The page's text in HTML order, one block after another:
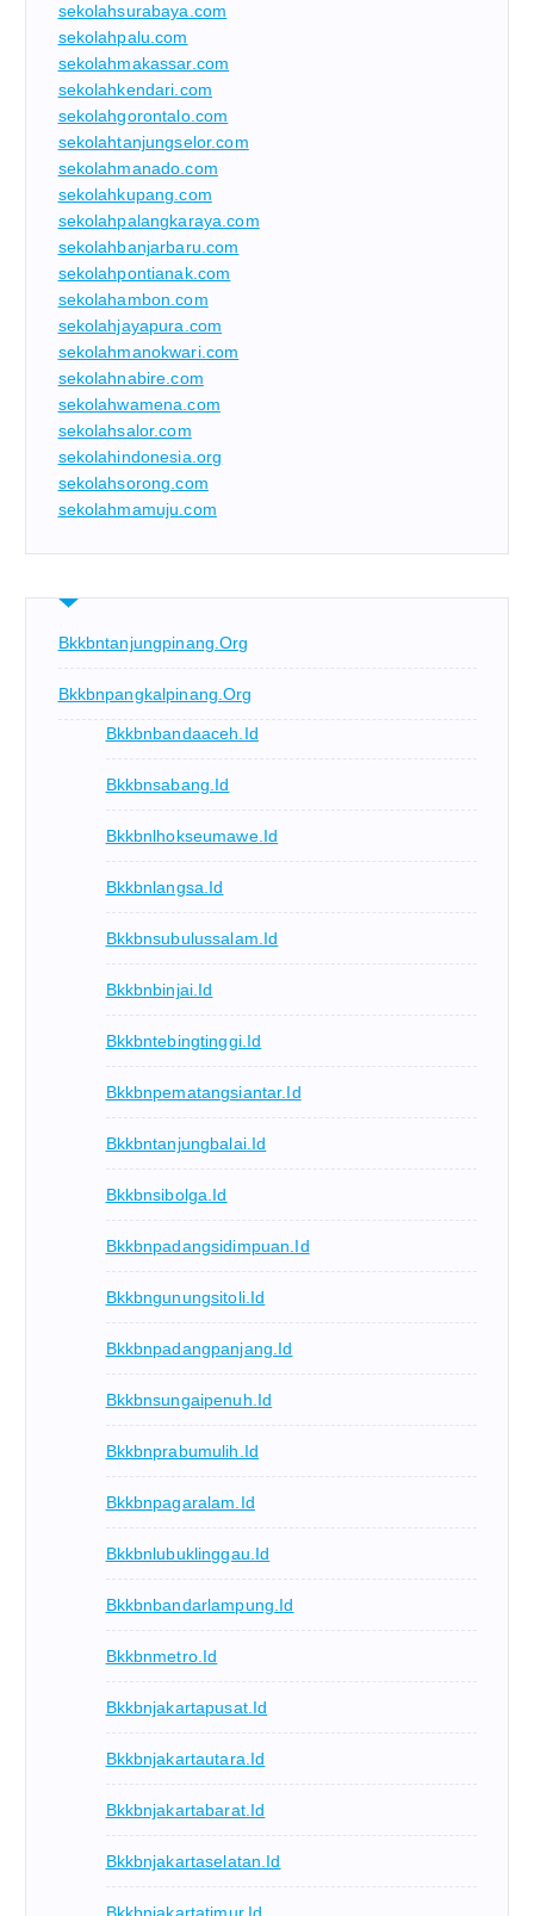
sekolahsurabaya.com
sekolahpalu.com
sekolahmakassar.com
sekolahkendari.com
sekolahgorontalo.com
sekolahtanjungselor.com
sekolahmanado.com
sekolahkupang.com
sekolahpalangkaraya.com
sekolahbanjarbaru.com
sekolahpontianak.com
sekolahambon.com
sekolahjayapura.com
sekolahmanokwari.com
sekolahnabire.com
sekolahwamena.com
sekolahsalor.com
sekolahindonesia.org
sekolahsorong.com
sekolahmamuju.com
Bkkbntanjungpinang.org
Bkkbnpangkalpinang.org
Bkkbnbandaaceh.id
Bkkbnsabang.id
Bkkbnlhokseumawe.id
Bkkbnlangsa.id
Bkkbnsubulussalam.id
Bkkbnbinjai.id
Bkkbntebingtinggi.id
Bkkbnpematangsiantar.id
Bkkbntanjungbalai.id
Bkkbnsibolga.id
Bkkbnpadangsidimpuan.id
Bkkbngunungsitoli.id
Bkkbnpadangpanjang.id
Bkkbnsungaipenuh.id
Bkkbnprabumulih.id
Bkkbnpagaralam.id
Bkkbnlubuklinggau.id
Bkkbnbandarlampung.id
Bkkbnmetro.id
Bkkbnjakartapusat.id
Bkkbnjakartautara.id
Bkkbnjakartabarat.id
Bkkbnjakartaselatan.id